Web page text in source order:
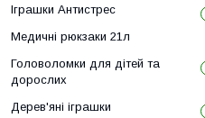
Іграшки Антистрес
Медичні рюкзаки 21л
Головоломки для дітей та
дорослих
Дерев'яні іграшки